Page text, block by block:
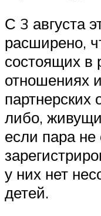
С 3 августа
расширено,
состоящих в
отношениях
партнерских
либо,
если пара не
у них нет
детей.